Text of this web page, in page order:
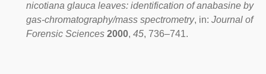
nicotiana glauca leaves: identification of anabasine by
gas-chromatography/mass spectrometry, in: Journal of
Forensic Sciences 2000, 45, 736–741.